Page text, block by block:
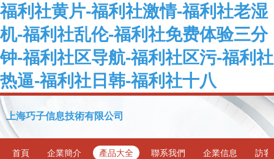
福利社黄片-福利社激情-福利社老湿
机-福利社乱伦-福利社免费体验三分
钟-福利社区导航-福利社区污-福利社
热逼-福利社日韩-福利社十八
上海巧子信息技術有限公司
首頁 企業簡介 產品大全 聯系我們 企業信息 訪客